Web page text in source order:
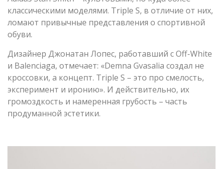
классическими моделями. Triple S, в отличие от них,
ломают привычные представления о спортивной
обуви.
Дизайнер Джонатан Лопес, работавший с Off-White
и Balenciaga, отмечает: «Demna Gvasalia создал не
кроссовки, а концепт. Triple S – это про смелость,
эксперимент и иронию». И действительно, их
громоздкость и намеренная грубость – часть
продуманной эстетики.